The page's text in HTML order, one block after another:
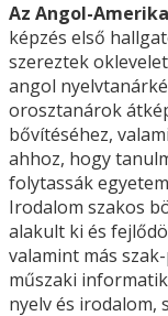
Az Angol-
képzés első
szereztek
angol
orosztanárok
bővítéséhez,
ahhoz, hogy
folytassák
Irodalom szakos
alakult ki és
valamint más
műszaki
nyelv és irodalom,